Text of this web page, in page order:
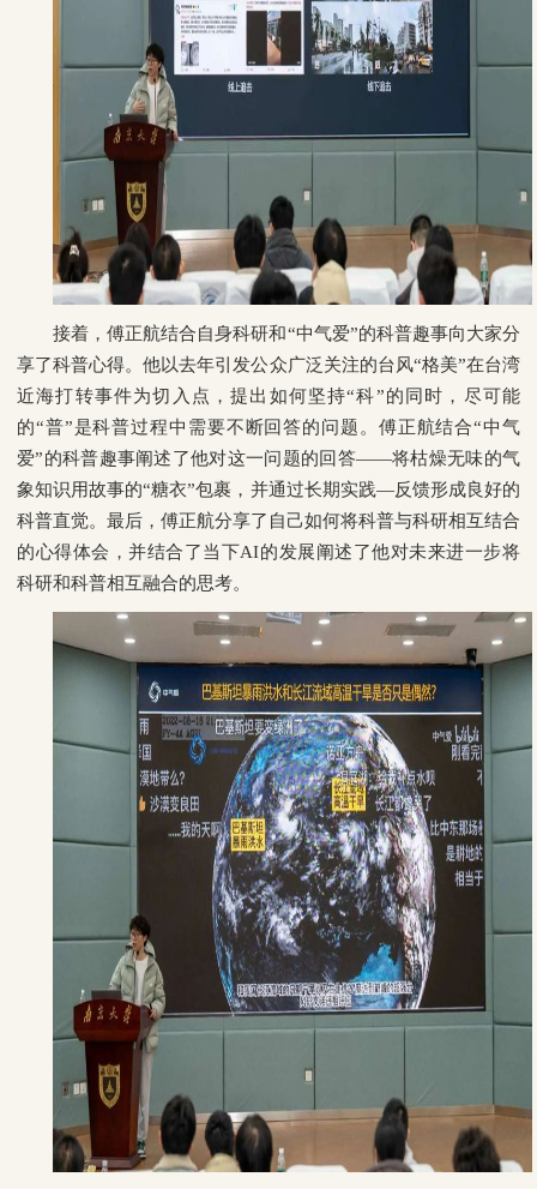
接着，傅正航结合自身科研和“中气爱”的科普趣事向大家分
享了科普心得。他以去年引发公众广泛关注的台风“格美”在台湾
近海打转事件为切入点，提出如何坚持“科”的同时，尽可能
的“普”是科普过程中需要不断回答的问题。傅正航结合“中气
爱”的科普趣事阐述了他对这一问题的回答——将枯燥无味的气
象知识用故事的“糖衣”包裹，并通过长期实践—反馈形成良好的
科普直觉。最后，傅正航分享了自己如何将科普与科研相互结合
的心得体会，并结合了当下AI的发展阐述了他对未来进一步将
科研和科普相互融合的思考。